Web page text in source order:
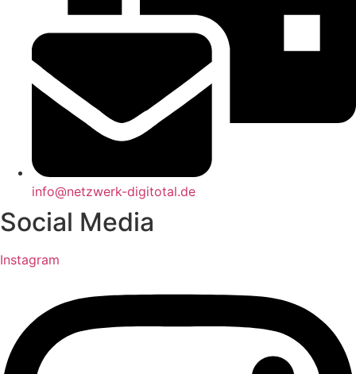
info@netzwerk-digitotal.de
Social Media
Instagram